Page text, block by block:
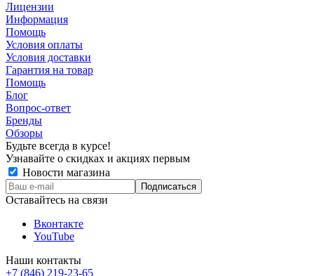
Лицензии
Информация
Помощь
Условия оплаты
Условия доставки
Гарантия на товар
Помощь
Блог
Вопрос-ответ
Бренды
Обзоры
Будьте всегда в курсе!
Узнавайте о скидках и акциях первым
Новости магазина
Оставайтесь на связи
Вконтакте
YouTube
Наши контакты
+7 (846) 219-23-65